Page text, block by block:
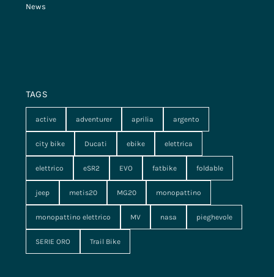
News
TAGS
active adventurer aprilia argento
city bike Ducati ebike elettrica
elettrico eSR2 EVO fatbike foldable
jeep metis20 MG20 monopattino
monopattino elettrico MV nasa pieghevole
SERIE ORO Trail Bike